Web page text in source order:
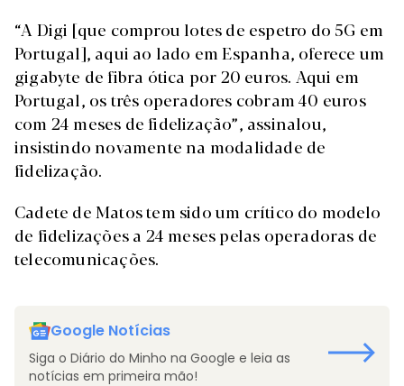
“A Digi [que comprou lotes de espetro do 5G em
Portugal], aqui ao lado em Espanha, oferece um
gigabyte de fibra ótica por 20 euros. Aqui em
Portugal, os três operadores cobram 40 euros
com 24 meses de fidelização”, assinalou,
insistindo novamente na modalidade de
fidelização.
Cadete de Matos tem sido um crítico do modelo
de fidelizações a 24 meses pelas operadoras de
telecomunicações.
Google Notícias
Siga o Diário do Minho na Google e leia as
notícias em primeira mão!